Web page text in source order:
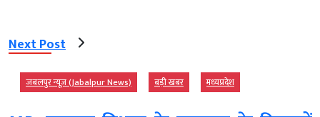
Next Post
जबलपुर न्यूज़ (Jabalpur News) बड़ी खबर मध्‍यप्रदेश